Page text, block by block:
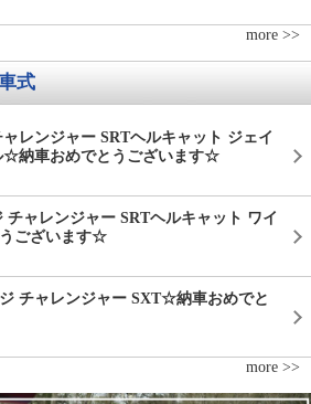
more >>
式
レンジャー SRTヘルキャット ジェイ
☆納車おめでとうございます☆
ャレンジャー SRTヘルキャット ワイ
ございます☆
チャレンジャー SXT☆納車おめでと
more >>